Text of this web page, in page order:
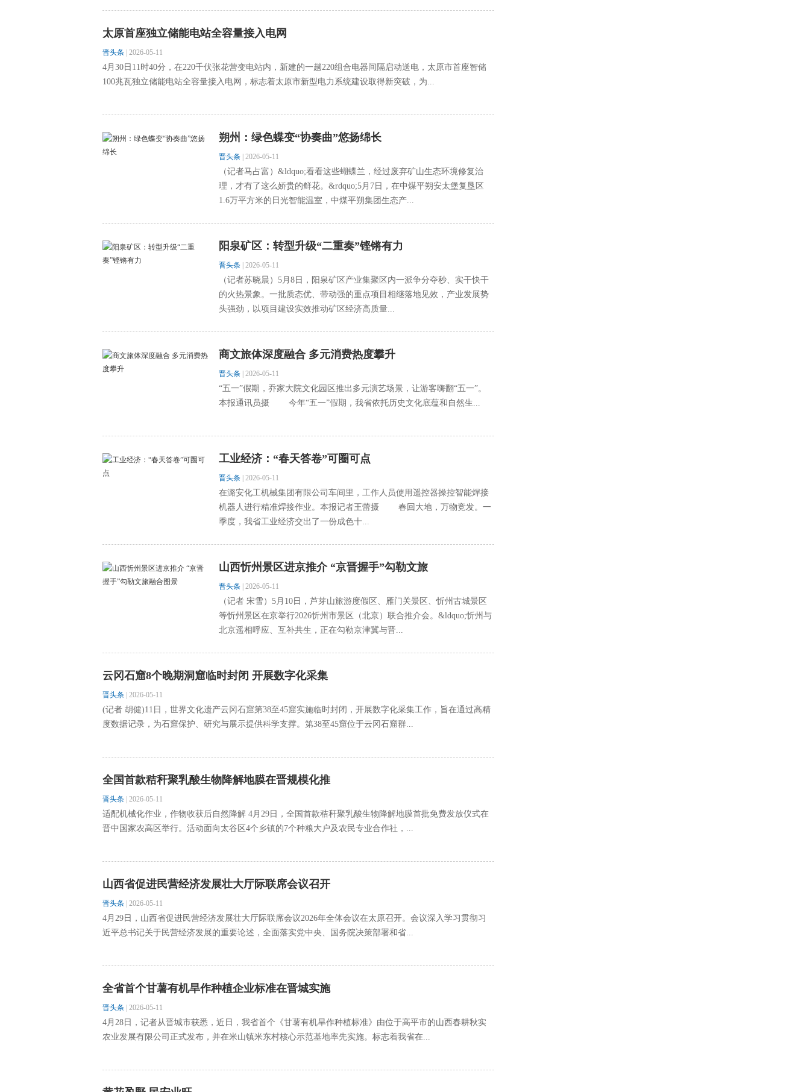
太原首座独立储能电站全容量接入电网
晋头条 2026-05-11
4月30日11时40分，在220千伏张花营变电站内，新建的一趟220组合电器间隔启动送电，太原市首座智储
100兆瓦独立储能电站全容量接入电网，标志着太原市新型电力系统建设取得新突破，为...
朔州：绿色蝶变“协奏曲”悠扬绵长
晋头条 2026-05-11
（记者马占富）&ldquo;看看这些蝴蝶兰，经过废弃矿山生态环境修复治
理，才有了这么娇贵的鲜花。&rdquo;5月7日，在中煤平朔安太堡复垦区
1.6万平方米的日光智能温室，中煤平朔集团生态产...
阳泉矿区：转型升级“二重奏”铿锵有力
晋头条 2026-05-11
（记者苏晓晨）5月8日，阳泉矿区产业集聚区内一派争分夺秒、实干快干
的火热景象。一批质态优、带动强的重点项目相继落地见效，产业发展势
头强劲，以项目建设实效推动矿区经济高质量...
商文旅体深度融合 多元消费热度攀升
晋头条 2026-05-11
“五一”假期，乔家大院文化园区推出多元演艺场景，让游客嗨翻“五一”。
本报通讯员摄 今年“五一”假期，我省依托历史文化底蕴和自然生...
工业经济：“春天答卷”可圈可点
晋头条 2026-05-11
在潞安化工机械集团有限公司车间里，工作人员使用遥控器操控智能焊接
机器人进行精准焊接作业。本报记者王蕾摄 春回大地，万物竞发。一
季度，我省工业经济交出了一份成色十...
山西忻州景区进京推介 “京晋握手”勾勒文旅
晋头条 2026-05-11
（记者 宋雪）5月10日，芦芽山旅游度假区、雁门关景区、忻州古城景区
等忻州景区在京举行2026忻州市景区（北京）联合推介会。&ldquo;忻州与
北京遥相呼应、互补共生，正在勾勒京津冀与晋...
云冈石窟8个晚期洞窟临时封闭 开展数字化采集
晋头条 2026-05-11
(记者 胡健)11日，世界文化遗产云冈石窟第38至45窟实施临时封闭，开展数字化采集工作，旨在通过高精
度数据记录，为石窟保护、研究与展示提供科学支撑。第38至45窟位于云冈石窟群...
全国首款秸秆聚乳酸生物降解地膜在晋规模化推
晋头条 2026-05-11
适配机械化作业，作物收获后自然降解 4月29日，全国首款秸秆聚乳酸生物降解地膜首批免费发放仪式在
晋中国家农高区举行。活动面向太谷区4个乡镇的7个种粮大户及农民专业合作社，...
山西省促进民营经济发展壮大厅际联席会议召开
晋头条 2026-05-11
4月29日，山西省促进民营经济发展壮大厅际联席会议2026年全体会议在太原召开。会议深入学习贯彻习
近平总书记关于民营经济发展的重要论述，全面落实党中央、国务院决策部署和省...
全省首个甘薯有机旱作种植企业标准在晋城实施
晋头条 2026-05-11
4月28日，记者从晋城市获悉，近日，我省首个《甘薯有机旱作种植标准》由位于高平市的山西春耕秋实
农业发展有限公司正式发布，并在米山镇米东村核心示范基地率先实施。标志着我省在...